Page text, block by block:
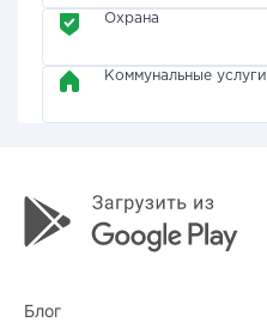
Охрана
Коммунальные услуги
Блог